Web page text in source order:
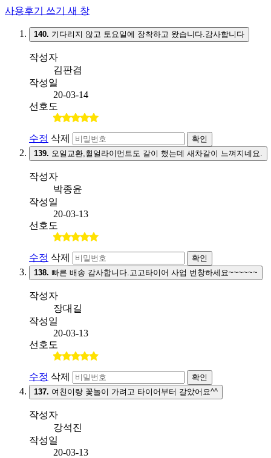
사용후기 쓰기 새 창
140. 기다리지 않고 토요일에 장착하고 왔습니다.감사합니다
작성자
김판겸
작성일
20-03-14
선호도
수정 삭제
확인
139. 오일교환,휠얼라이먼트도 같이 했는데 새차같이 느껴지네요.
작성자
박종윤
작성일
20-03-13
선호도
수정 삭제
확인
138. 빠른 배송 감사합니다.고고타이어 사업 번창하세요~~~~~~
작성자
장대길
작성일
20-03-13
선호도
수정 삭제
확인
137. 여친이랑 꽃놀이 가려고 타이어부터 갈았어요^^
작성자
강석진
작성일
20-03-13